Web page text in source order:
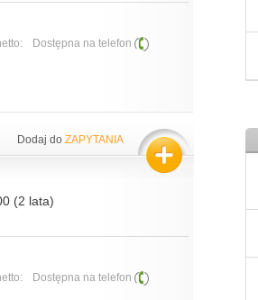
Dostępna na telefon
Dodaj do ZAPYTANIA
(2 lata)
Dostępna na telefon